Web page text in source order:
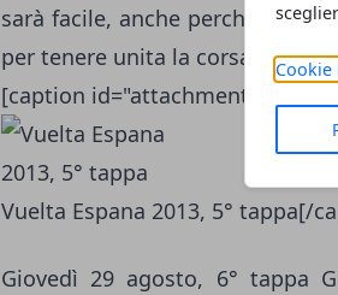
Cookie
sarà facile, anche perchè ci
per tenere unita la corsa.
[caption id="attachment_367"
Vuelta Espana 2013, 5° tappa[/
Giovedì 29 agosto, 6° tappa